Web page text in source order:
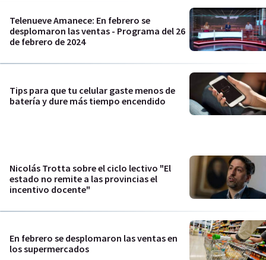
Telenueve Amanece: En febrero se
desplomaron las ventas - Programa del 26
de febrero de 2024
Tips para que tu celular gaste menos de
batería y dure más tiempo encendido
Nicolás Trotta sobre el ciclo lectivo "El
estado no remite a las provincias el
incentivo docente"
En febrero se desplomaron las ventas en
los supermercados